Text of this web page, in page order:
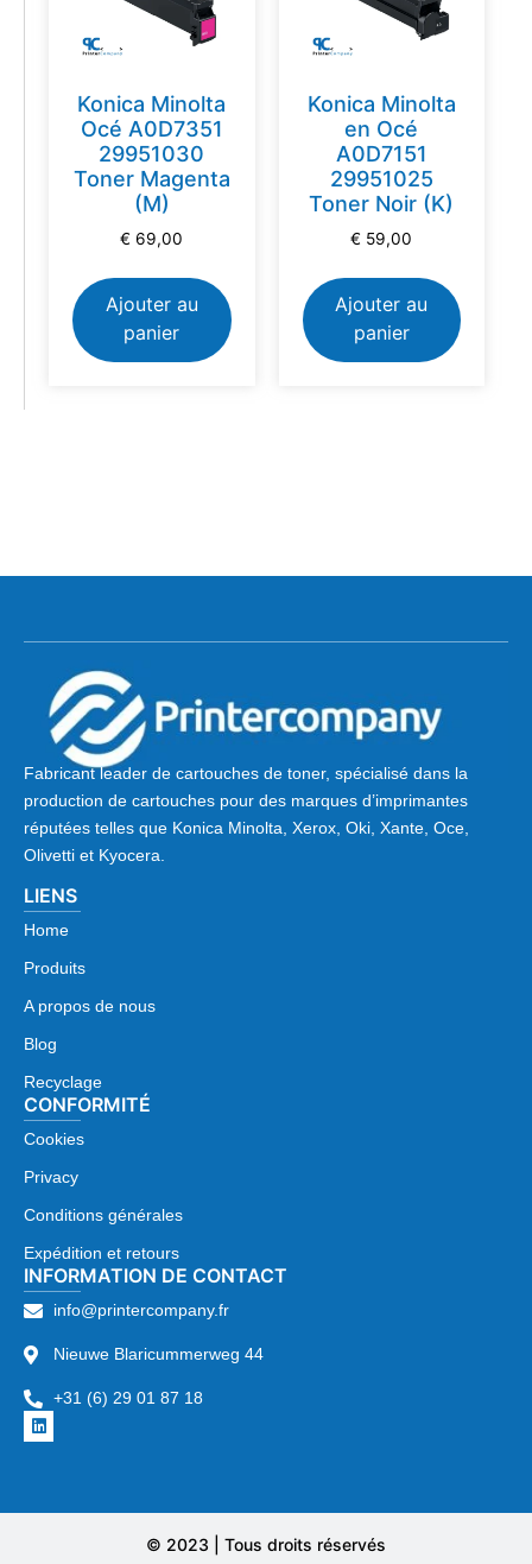
Konica Minolta
Océ A0D7351
29951030
Toner Magenta
(M)
€ 69,00
Ajouter au
panier
Konica Minolta
en Océ
A0D7151
29951025
Toner Noir (K)
€ 59,00
Ajouter au
panier
Fabricant leader de cartouches de toner, spécialisé dans la
production de cartouches pour des marques d’imprimantes
réputées telles que Konica Minolta, Xerox, Oki, Xante, Oce,
Olivetti et Kyocera.
LIENS
Home
Produits
A propos de nous
Blog
Recyclage
CONFORMITÉ
Cookies
Privacy
Conditions générales
Expédition et retours
INFORMATION DE CONTACT
info@printercompany.fr
Nieuwe Blaricummerweg 44
+31 (6) 29 01 87 18
© 2023 | Tous droits réservés